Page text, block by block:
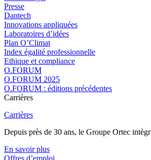
Presse
Dantech
Innovations appliquées
Laboratoires d’idées
Plan O’Climat
Index égalité professionnelle
Ethique et compliance
O.FORUM
O.FORUM 2025
O.FORUM : éditions précédentes
Carrières
Carrières
Depuis près de 30 ans, le Groupe Ortec
En savoir plus
Offres d’emploi